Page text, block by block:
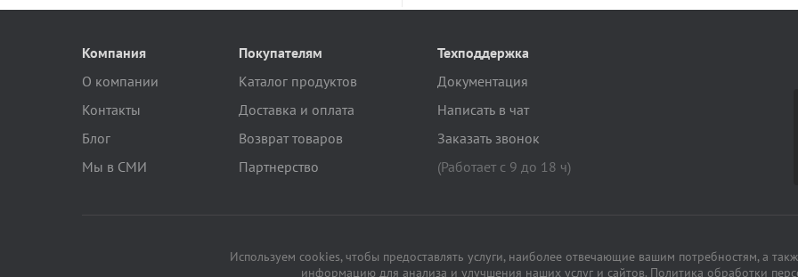
Компания
О компании
Контакты
Блог
Мы в СМИ
Покупателям
Каталог продуктов
Доставка и оплата
Возврат товаров
Партнерство
Техподдержка
Документация
Написать в чат
Заказать звонок
(Работает с 9 до 18 ч)
Используем cookies, чтобы предоставлять услуги, наиболее отвечающие вашим потребностям, а
информацию для анализа и улучшения наших услуг и сайтов. Политика обработки